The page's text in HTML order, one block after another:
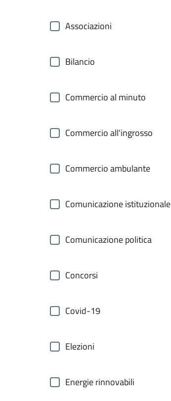
Associazioni
Bilancio
Commercio al minuto
Commercio all'ingrosso
Commercio ambulante
Comunicazione istituzionale
Comunicazione politica
Concorsi
Covid-19
Elezioni
Energie rinnovabili